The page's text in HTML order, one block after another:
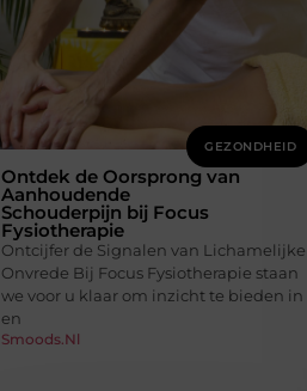
GEZONDHEID
Ontdek de Oorsprong van
Aanhoudende
Schouderpijn bij Focus
Fysiotherapie
Ontcijfer de Signalen van Lichamelijke
Onvrede Bij Focus Fysiotherapie staan
we voor u klaar om inzicht te bieden in
en
Smoods.nl